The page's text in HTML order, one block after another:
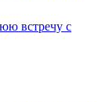
встречу с